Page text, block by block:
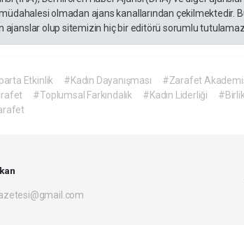
olmadan ajans kanallarından çekilmektedir.
olup sitemizin hiç bir editörü sorumlu
Etkinlik #Kadın Dayanışması #Zarafet
#Toplumsal Farkındalık #Kadın Liderliği